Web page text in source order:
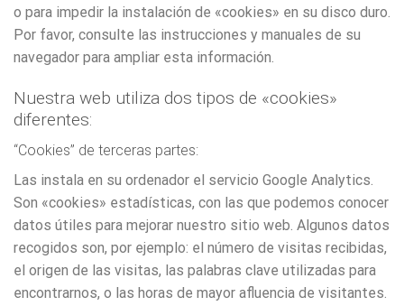
o para impedir la instalación de «cookies» en su disco duro.
Por favor, consulte las instrucciones y manuales de su
navegador para ampliar esta información.
Nuestra web utiliza dos tipos de «cookies»
diferentes:
“Cookies” de terceras partes:
Las instala en su ordenador el servicio Google Analytics.
Son «cookies» estadísticas, con las que podemos conocer
datos útiles para mejorar nuestro sitio web. Algunos datos
recogidos son, por ejemplo: el número de visitas recibidas,
el origen de las visitas, las palabras clave utilizadas para
encontrarnos, o las horas de mayor afluencia de visitantes.